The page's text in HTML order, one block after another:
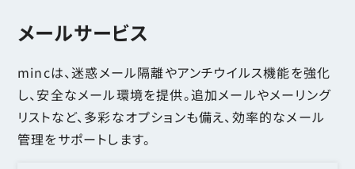
メールサービス
mincは、迷惑メール隔離やアンチウイルス機能を強化
し、安全なメール環境を提供。追加メールやメーリング
リストなど、多彩なオプションも備え、効率的なメール
管理をサポートします。